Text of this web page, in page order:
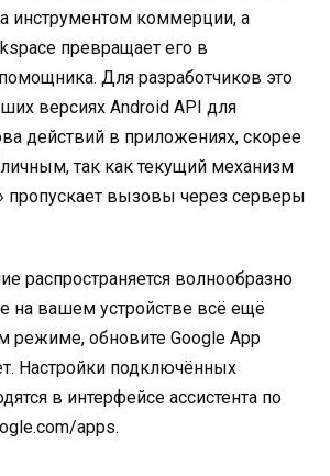
инструментом коммерции, а
превращает его в
Для разработчиков это
версиях Android API для
действий в приложениях, скорее
так как текущий механизм
пропускает вызовы через серверы
распространяется волнообразно
на вашем устройстве всё ещё
режиме, обновите Google App
Настройки подключённых
в интерфейсе ассистента по
apps.